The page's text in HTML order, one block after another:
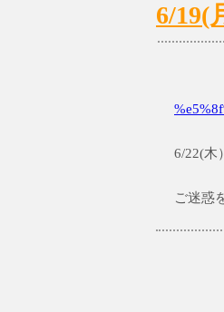
6/19(
6/22(木
ご迷惑